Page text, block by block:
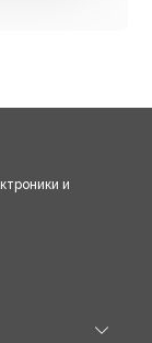
и